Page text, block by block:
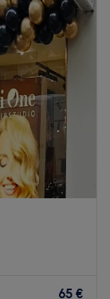
65 €